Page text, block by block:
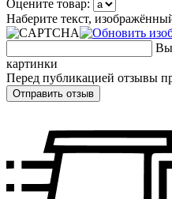
Оцените товар:
Наберите текст,
Вы
картинки
Перед публикацией отзывы